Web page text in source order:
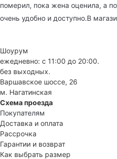
померил, пока жена оценила, а
очень удобно и доступно.В
Шоурум
ежедневно: с 11:00 до 20:00.
без выходных.
Варшавское шоссе, 26
м. Нагатинская
Схема проезда
Покупателям
Доставка и оплата
Рассрочка
Гарантии и возврат
Как выбрать размер